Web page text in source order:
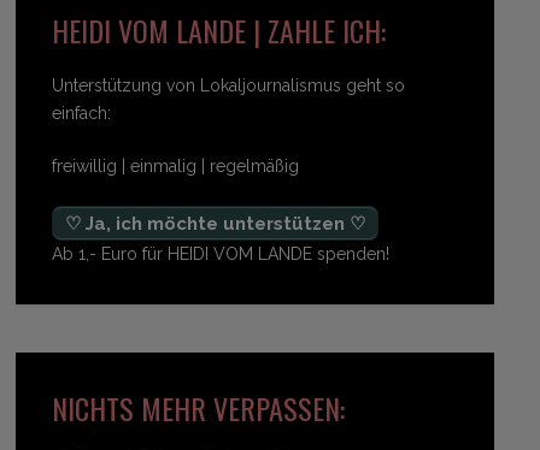
HEIDI VOM LANDE | ZAHLE ICH:
Unterstützung von Lokaljournalismus geht so
einfach:
freiwillig | einmalig | regelmäßig
♡ Ja, ich möchte unterstützen ♡
Ab 1,- Euro für HEIDI VOM LANDE spenden!
NICHTS MEHR VERPASSEN: